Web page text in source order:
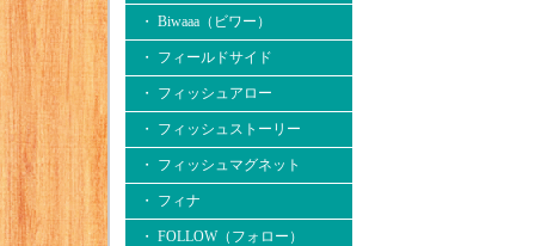
・ Biwaaa（ビワー）
・ フィールドサイド
・ フィッシュアロー
・ フィッシュストーリー
・ フィッシュマグネット
・ フィナ
・ FOLLOW（フォロー）